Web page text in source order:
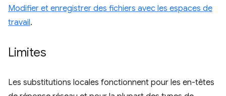
Modifier et enregistrer des fichiers avec les espaces de
travail.
Limites
Les substitutions locales fonctionnent pour les en-têtes